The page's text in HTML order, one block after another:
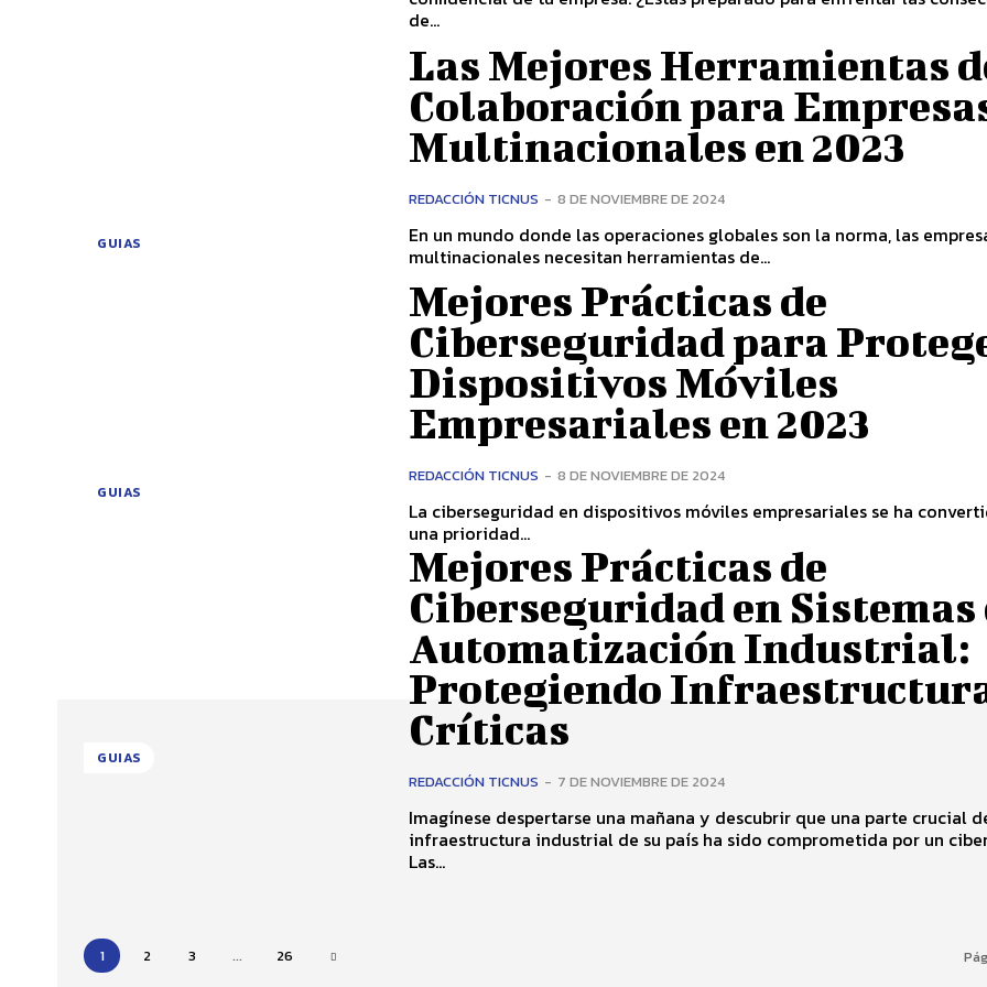
de...
GUIAS
Las Mejores Herramientas
Colaboración para
Multinacionales en 2023
REDACCIÓN TICNUS - 8 DE NOVIEMBRE DE 2024
En un mundo donde las operaciones globales son la norma, las
multinacionales necesitan herramientas de...
GUIAS
Mejores Prácticas de
Ciberseguridad para
Dispositivos Móviles
Empresariales en 2023
REDACCIÓN TICNUS - 8 DE NOVIEMBRE DE 2024
La ciberseguridad en dispositivos móviles empresariales se ha
una prioridad...
GUIAS
Mejores Prácticas de
Ciberseguridad en Sistemas
Automatización Industrial:
Protegiendo
Críticas
REDACCIÓN TICNUS - 7 DE NOVIEMBRE DE 2024
Imagínese despertarse una mañana y descubrir que una parte crucial
infraestructura industrial de su país ha sido comprometida por un
Las...
1 2 3 ... 26